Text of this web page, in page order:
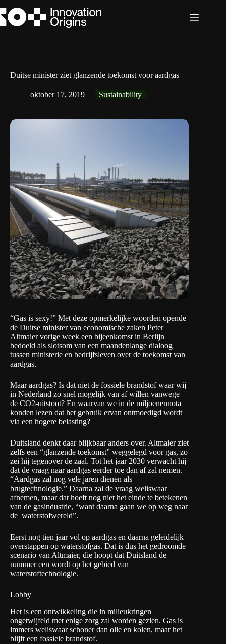
naar
de
Duitse minister ziet glanzende toekomst voor aardgas
oktober 17, 2019 Sustainability
“Gas is sexy!” Met deze opmerkelijke woorden opende
de Duitse minister van economische zaken Peter
Altmaier vorige week een bijeenkomst in Berlijn
bedoeld als slotsom van een maandenlange dialoog
tussen ministerie en bedrijfsleven over de toekomst van
aardgas.
Maar aardgas? Is dat niet de fossiele brandstof waar wij
in Nederland zo snel mogelijk van af willen vanwege
de CO2-uitstoot? En waarvan we in de miljoenennota
konden lezen dat het gebruik ervan ontmoedigd wordt
via een hogere belasting?
Duitsland denkt daar blijkbaar anders over. Altmaier ziet
zelfs een “glanzende toekomst” weggelegd voor gas, zo
zei hij tegenover de zaal. Tot het jaar 2030 verwacht hij
dat de vraag naar aardgas eerder toe dan af zal nemen.
“Aardgas zal nog vele jaren dienen als
brugtechnologie.” Daarna zal de vraag weliswaar
afnemen, maar dat hoeft nog niet het einde te betekenen
van de gasindustrie, “want daarna gaan we op weg naar
de waterstofwereld”.
Eerst nog tien jaar vol op aardgas en daarna geleidelijk
overstappen op waterstofgas. Dat is dus het gedroomde
scenario van Altmaier, die hoopt dat Duitsland de
nummer een wordt op het gebied van
waterstoftechnologie.
Lobby
Het is een ontwikkeling die in milieukringen
ongetwijfeld met enige zorg zal worden gezien. Gas is
immers weliswaar schoner dan olie en kolen, maar het
blijft een fossiele brandstof.